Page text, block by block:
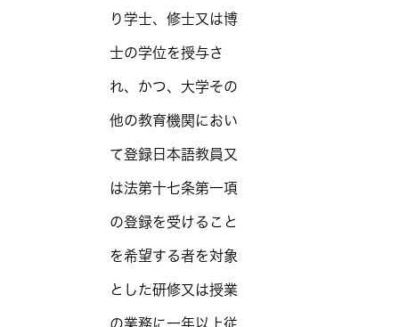
り学士、修士又は博
士の学位を授与さ
れ、かつ、大学その
他の教育機関におい
て登録日本語教員又
は法第十七条第一項
の登録を受けること
を希望する者を対象
とした研修又は授業
の業務に一年以上従